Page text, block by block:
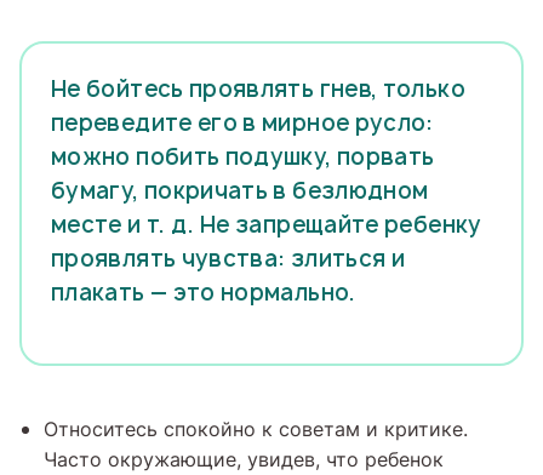
Не бойтесь проявлять гнев, только
переведите его в мирное русло:
можно побить подушку, порвать
бумагу, покричать в безлюдном
месте и т. д. Не запрещайте ребенку
проявлять чувства: злиться и
плакать — это нормально.
Относитесь спокойно к советам и критике.
Часто окружающие, увидев, что ребенок